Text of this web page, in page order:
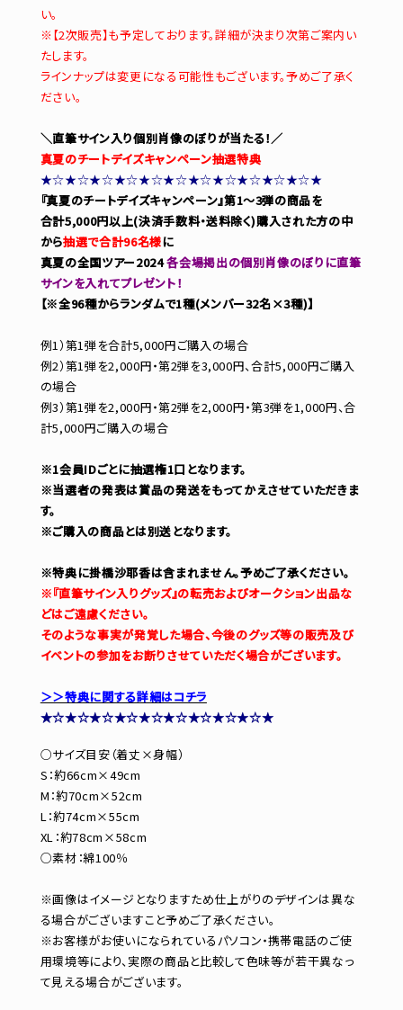
い。
※【2次販売】も予定しております。詳細が決まり次第ご案内い
たします。
ラインナップは変更になる可能性もございます。予めご了承く
ださい。
＼直筆サイン入り個別肖像のぼりが当たる！／
真夏のチートデイズキャンペーン抽選特典
★☆★☆★☆★☆★☆★☆★☆★☆★☆★☆★☆★
『真夏のチートデイズキャンペーン』第1～3弾の商品を
合計5,000円以上(決済手数料・送料除く)購入された方の中
から抽選で合計96名様に
真夏の全国ツアー2024各会場掲出の個別肖像のぼりに直筆
サインを入れてプレゼント！
【※全96種からランダムで1種(メンバー32名×3種)】
例1）第1弾を合計5,000円ご購入の場合
例2）第1弾を2,000円・第2弾を3,000円、合計5,000円ご購入
の場合
例3）第1弾を2,000円・第2弾を2,000円・第3弾を1,000円、合
計5,000円ご購入の場合
※1会員IDごとに抽選権1口となります。
※当選者の発表は賞品の発送をもってかえさせていただきま
す。
※ご購入の商品とは別送となります。
※特典に掛橋沙耶香は含まれません。予めご了承ください。
※『直筆サイン入りグッズ』の転売およびオークション出品な
どはご遠慮ください。
そのような事実が発覚した場合、今後のグッズ等の販売及び
イベントの参加をお断りさせていただく場合がございます。
＞＞特典に関する詳細はコチラ
★☆★☆★☆★☆★☆★☆★☆★☆★☆★
○サイズ目安（着丈×身幅）
S：約66cm×49cm
M：約70cm×52cm
L：約74cm×55cm
XL：約78cm×58cm
○素材：綿100％
※画像はイメージとなりますため仕上がりのデザインは異な
る場合がございますこと予めご了承ください。
※お客様がお使いになられているパソコン・携帯電話のご使
用環境等により、実際の商品と比較して色味等が若干異なっ
て見える場合がございます。